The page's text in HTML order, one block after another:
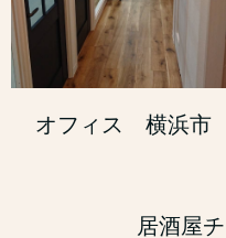
オフィス 横浜市
居酒屋